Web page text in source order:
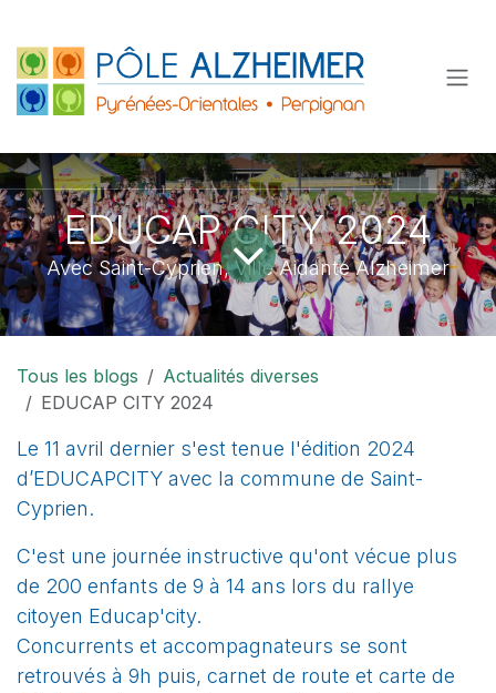
EDUCAP CITY 2024
Avec Saint-Cyprien, Ville Aidante Alzheimer
Tous les blogs
Actualités diverses
EDUCAP CITY 2024
Le 11 avril dernier s'est tenue l'édition 2024
d’EDUCAPCITY avec la commune de Saint-
Cyprien.
C'est une journée instructive qu'ont vécue plus
de 200 enfants de 9 à 14 ans lors du rallye
citoyen Educap'city.
Concurrents et accompagnateurs se sont
retrouvés à 9h puis, carnet de route et carte de